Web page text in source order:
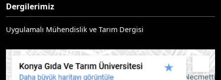
Dergilerimiz
Uygulamalı Mühendislik ve Tarım Dergisi